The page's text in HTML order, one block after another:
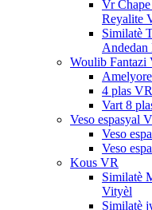
Vr
Reyalite
Similatè
Andedan
Woulib Fantazi
4 plas
Vart 8
Veso espasyal
Veso
Veso
Kous VR
Similatè
Vityèl
Similatè